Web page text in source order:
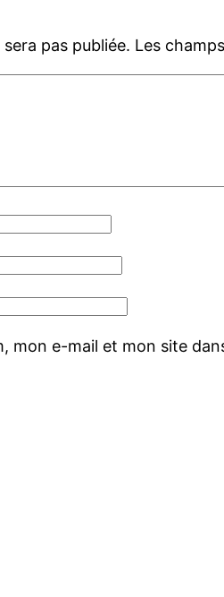
pas publiée. Les
mon e-mail et mon site